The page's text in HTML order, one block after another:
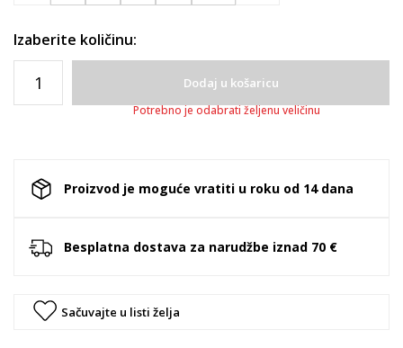
Izaberite količinu:
Dodaj u košaricu
Potrebno je odabrati željenu veličinu
Proizvod je moguće vratiti u roku od 14 dana
Besplatna dostava za narudžbe iznad 70 €
Sačuvajte u listi želja